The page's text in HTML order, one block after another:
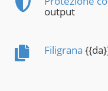
output
Filigrana